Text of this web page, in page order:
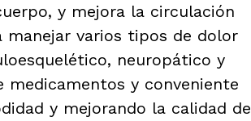
y mejora la circulación
manejar varios tipos de dolor
neuropático y
y conveniente
y mejorando la calidad de